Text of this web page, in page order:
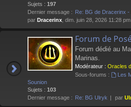
Sujets : 197
Dernier message : Re: BG de Dracerinx -
par Dracerinx , dim. juin 28, 2026 11:28 pm
Forum de
Forum dédié au
Marinas.
Modérateur : Oracles
Sous-forums :
Les
Sounion
Sujets : 103
Dernier message : Re: BG Ulryk par